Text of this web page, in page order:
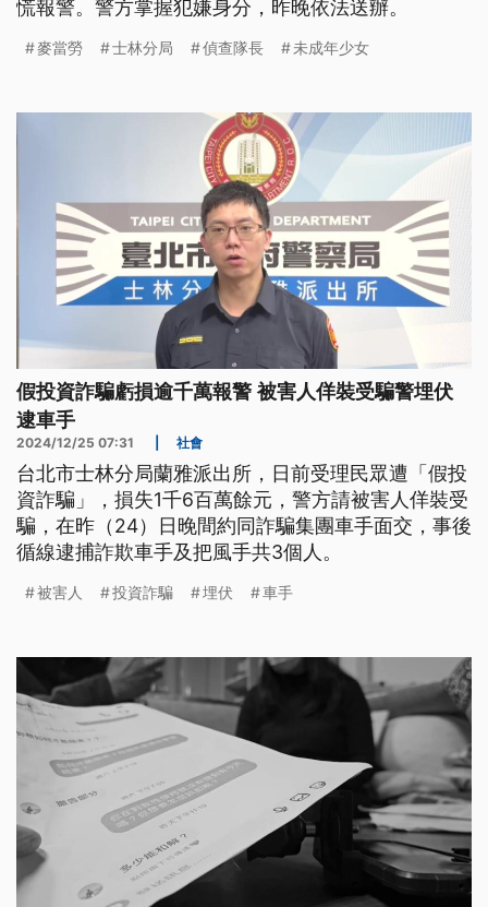
慌報警。警方掌握犯嫌身分，昨晚依法送辦。
麥當勞 士林分局 偵查隊長 未成年少女
假投資詐騙虧損逾千萬報警 被害人佯裝受騙警埋伏
逮車手
2024/12/25 07:31 社會
台北市士林分局蘭雅派出所，日前受理民眾遭「假投
資詐騙」，損失1千6百萬餘元，警方請被害人佯裝受
騙，在昨（24）日晚間約同詐騙集團車手面交，事後
循線逮捕詐欺車手及把風手共3個人。
被害人 投資詐騙 埋伏 車手